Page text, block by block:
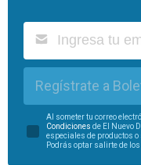
Regístrate a
Al someter tu correo
Condiciones de El Nuevo
especiales de productos o
Podrás optar salirte de